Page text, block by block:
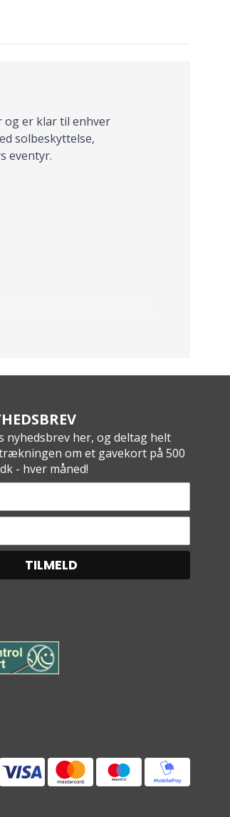
og er klar til enhver
solbeskyttelse,
eventyr.
nyhedsbrev her, og deltag helt
om et gavekort på 500
- hver måned!
TILMELD